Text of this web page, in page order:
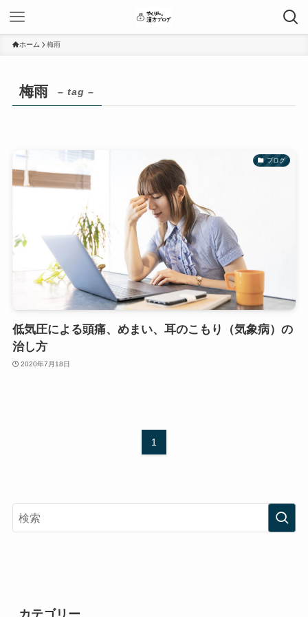
ホーム 梅雨
梅雨 – tag –
ブログ
低気圧による頭痛、めまい、耳のこもり（気象病）の
治し方
2020年7月18日
1